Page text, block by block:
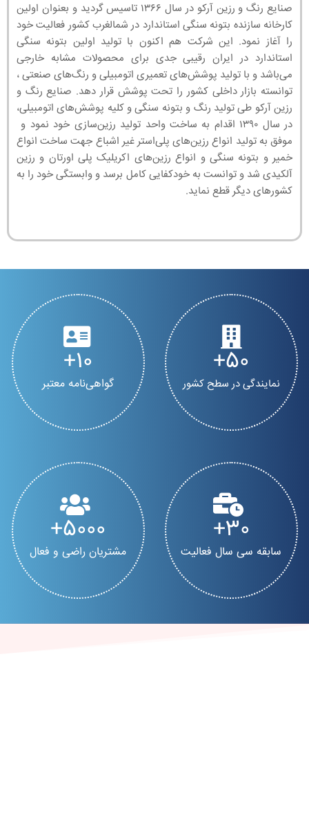
صنایع رنگ و رزین آرکو در سال ۱۳۶۶ تاسیس گردید و بعنوان اولین
کارخانه سازنده بتونه سنگی استاندارد در شمالغرب کشور فعالیت خود
را آغاز نمود. این شرکت هم اکنون با تولید اولین بتونه سنگی
استاندارد در ایران رقیبی جدی برای محصولات مشابه خارجی
می‌باشد و با تولید پوشش‌های تعمیری اتومبیلی و رنگ‌های صنعتی ،
توانسته بازار داخلی کشور را تحت پوشش قرار دهد. صنایع رنگ و
رزین آرکو طی تولید رنگ و بتونه سنگی و کلیه پوشش‌های اتومبیلی،
در سال ۱۳۹۰ اقدام به ساخت واحد تولید رزین‌سازی خود نمود و
موفق به تولید انواع رزین‌های پلی‌استر غیر اشباع جهت ساخت انواع
خمیر و بتونه سنگی و انواع رزین‌های اکریلیک پلی اورتان و رزین
آلکیدی شد و توانست به خودکفایی کامل برسد و وابستگی خود را به
کشورهای دیگر قطع نماید.
50
نمایندگی در سطح کشور
10
گواهی‌نامه معتبر
30
سابقه سی سال فعالیت
5000
مشتریان راضی و فعال